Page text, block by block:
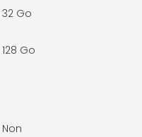
32 Go
128 Go
Non